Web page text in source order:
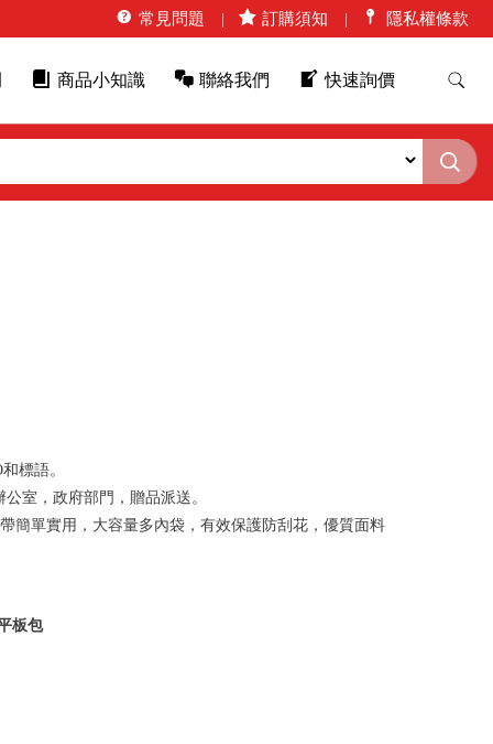
常見問題 訂購須知 隱私權條款
商品小知識 聯絡我們 快速詢價
標語。
室，政府部門，贈品派送。
簡單實用，大容量多內袋，有效保護防刮花，優質面料
板包